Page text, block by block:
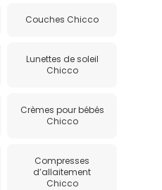
Couches Chicco
Lunettes de soleil
Chicco
Crèmes pour bébés
Chicco
Compresses
d’allaitement
Chicco